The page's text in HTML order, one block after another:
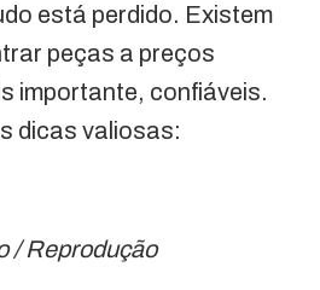
está perdido. Existem
peças a preços
importante, confiáveis.
dicas valiosas:
/ Reprodução